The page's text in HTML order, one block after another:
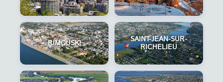
RIMOUSKI
SAINT-JEAN-SUR-
RICHELIEU